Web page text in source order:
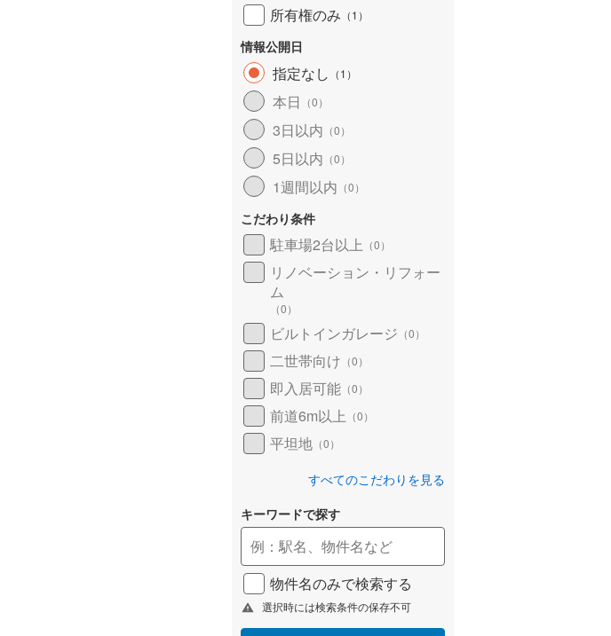
所有権のみ （1 ）
情報公開日
指定なし （1 ）
本日 （0）
3日以内 （0）
5日以内 （0）
1週間以内 （0）
こだわり条件
駐車場2台以上 （0）
リノベーション・リフォー
ム
（0）
ビルトインガレージ （0）
二世帯向け （0）
即入居可能 （0）
前道6m以上 （0）
平坦地 （0）
すべてのこだわりを見る
キーワードで探す
物件名のみで検索する
選択時には検索条件の保存不可